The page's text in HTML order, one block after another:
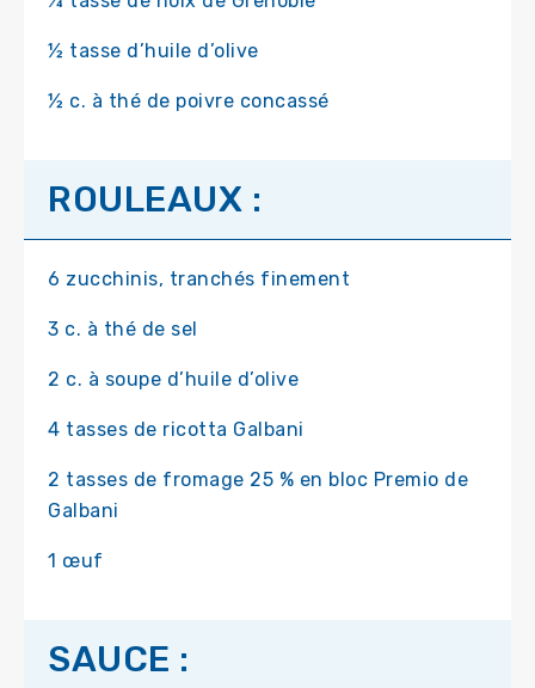
½ tasse d’huile d’olive
½ c. à thé de poivre concassé
ROULEAUX :
6 zucchinis, tranchés finement
3 c. à thé de sel
2 c. à soupe d’huile d’olive
4 tasses de ricotta Galbani
2 tasses de fromage 25 % en bloc Premio de
Galbani
1 œuf
SAUCE :